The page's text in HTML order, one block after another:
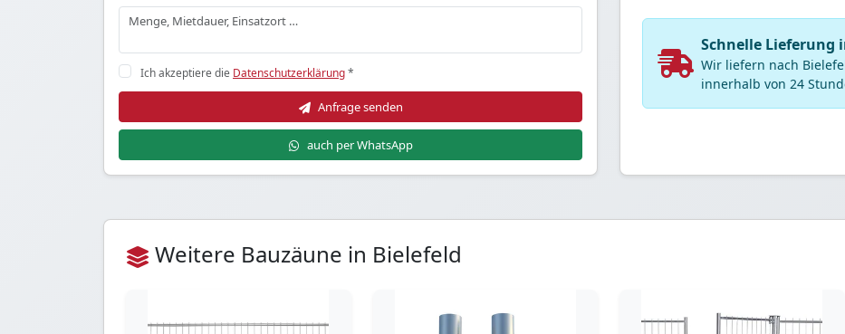
Ich akzeptiere die Datenschutzerklärung*
Anfrage senden
auch per WhatsApp
Schnelle Lieferung
Wir liefern nach
innerhalb von 24
Weitere Bauzäune in Bielefeld